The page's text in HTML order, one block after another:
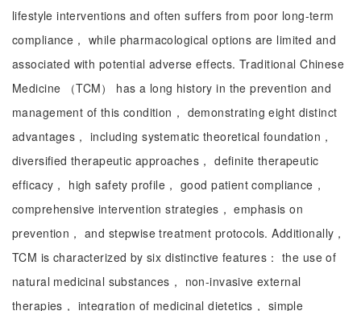
lifestyle interventions and often suffers from poor long-term
compliance， while pharmacological options are limited and
associated with potential adverse effects. Traditional Chinese
Medicine （TCM） has a long history in the prevention and
management of this condition， demonstrating eight distinct
advantages， including systematic theoretical foundation，
diversified therapeutic approaches， definite therapeutic
efficacy， high safety profile， good patient compliance，
comprehensive intervention strategies， emphasis on
prevention， and stepwise treatment protocols. Additionally，
TCM is characterized by six distinctive features： the use of
natural medicinal substances， non-invasive external
therapies， integration of medicinal dietetics， simple